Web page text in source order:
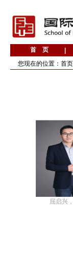
您现在的位置： 首页
屈启兴